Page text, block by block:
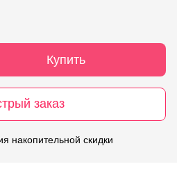
Купить
заказ
накопительной скидки